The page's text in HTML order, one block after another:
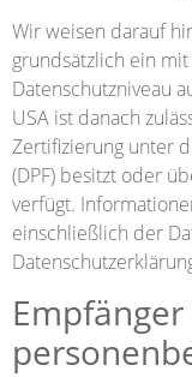
Wir weisen darauf
grundsätzlich ein
Datenschutzniveau
USA ist danach
Zertifizierung unter
(DPF) besitzt oder
verfügt.
einschließlich der
Empfänger